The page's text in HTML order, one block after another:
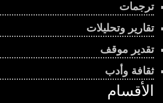
ترجمات
تقارير وتحليلات
تقدير موقف
ثقافة وأدب
الأقسام